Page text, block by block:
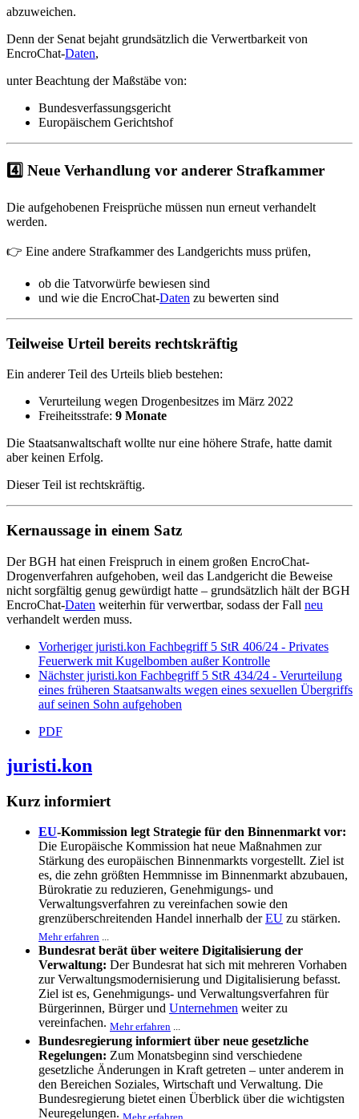
abzuweichen.
Denn der Senat bejaht grundsätzlich die Verwertbarkeit von
EncroChat-Daten,
unter Beachtung der Maßstäbe von:
Bundesverfassungsgericht
Europäischem Gerichtshof
4️⃣ Neue Verhandlung vor anderer Strafkammer
Die aufgehobenen Freisprüche müssen nun erneut verhandelt
werden.
👉 Eine andere Strafkammer des Landgerichts muss prüfen,
ob die Tatvorwürfe bewiesen sind
und wie die EncroChat-Daten zu bewerten sind
Teilweise Urteil bereits rechtskräftig
Ein anderer Teil des Urteils blieb bestehen:
Verurteilung wegen Drogenbesitzes im März 2022
Freiheitsstrafe: 9 Monate
Die Staatsanwaltschaft wollte nur eine höhere Strafe, hatte damit
aber keinen Erfolg.
Dieser Teil ist rechtskräftig.
Kernaussage in einem Satz
Der BGH hat einen Freispruch in einem großen EncroChat-
Drogenverfahren aufgehoben, weil das Landgericht die Beweise
nicht sorgfältig genug gewürdigt hatte – grundsätzlich hält der BGH
EncroChat-Daten weiterhin für verwertbar, sodass der Fall neu
verhandelt werden muss.
Vorheriger juristi.kon Fachbegriff 5 StR 406/24 - Privates
Feuerwerk mit Kugelbomben außer Kontrolle
Nächster juristi.kon Fachbegriff 5 StR 434/24 - Verurteilung
eines früheren Staatsanwalts wegen eines sexuellen Übergriffs
auf seinen Sohn aufgehoben
PDF
juristi.kon
Kurz informiert
EU-Kommission legt Strategie für den Binnenmarkt vor:
Die Europäische Kommission hat neue Maßnahmen zur
Stärkung des europäischen Binnenmarkts vorgestellt. Ziel ist
es, die zehn größten Hemmnisse im Binnenmarkt abzubauen,
Bürokratie zu reduzieren, Genehmigungs- und
Verwaltungsverfahren zu vereinfachen sowie den
grenzüberschreitenden Handel innerhalb derEU zu stärken.
Mehr erfahren ...
Bundesrat berät über weitere Digitalisierung der
Verwaltung: Der Bundesrat hat sich mit mehreren Vorhaben
zur Verwaltungsmodernisierung und Digitalisierung befasst.
Ziel ist es, Genehmigungs- und Verwaltungsverfahren für
Bürgerinnen, Bürger und Unternehmen weiter zu
vereinfachen. Mehr erfahren ...
Bundesregierung informiert über neue gesetzliche
Regelungen: Zum Monatsbeginn sind verschiedene
gesetzliche Änderungen in Kraft getreten – unter anderem in
den Bereichen Soziales, Wirtschaft und Verwaltung. Die
Bundesregierung bietet einen Überblick über die wichtigsten
Neuregelungen.